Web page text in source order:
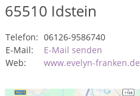
65510 Idstein
Telefon: 06126-9586740
E-Mail:
E-Mail senden
Web:
www.evelyn-franken.de